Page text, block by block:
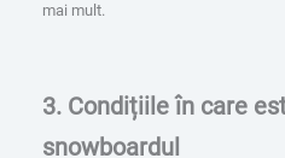
mai mult.
3. Condițiile în care
snowboardul